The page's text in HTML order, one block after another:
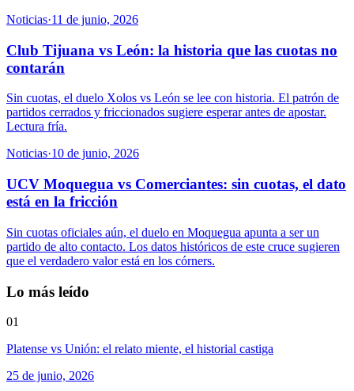
Noticias·11 de junio, 2026
Club Tijuana vs León: la historia que las cuotas no
contarán
Sin cuotas, el duelo Xolos vs León se lee con historia. El patrón de
partidos cerrados y friccionados sugiere esperar antes de apostar.
Lectura fría.
Noticias·10 de junio, 2026
UCV Moquegua vs Comerciantes: sin cuotas, el dato
está en la fricción
Sin cuotas oficiales aún, el duelo en Moquegua apunta a ser un
partido de alto contacto. Los datos históricos de este cruce sugieren
que el verdadero valor está en los córners.
Lo más leído
01
Platense vs Unión: el relato miente, el historial castiga
25 de junio, 2026